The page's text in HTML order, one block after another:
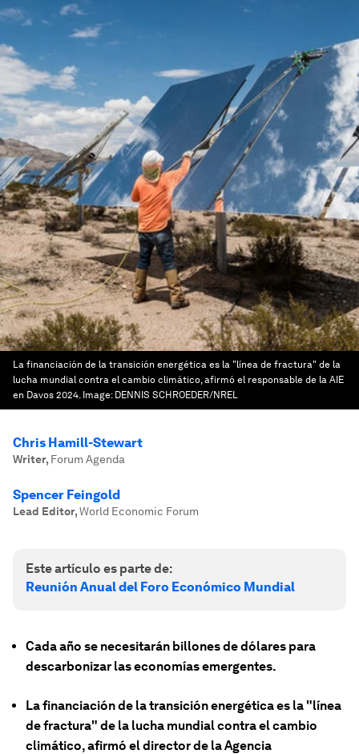
La financiación de la transición energética es la "línea de fractura" de la
lucha mundial contra el cambio climático, afirmó el responsable de la AIE
en Davos 2024. Image: DENNIS SCHROEDER/NREL
Chris Hamill-Stewart
Writer, Forum Agenda
Spencer Feingold
Lead Editor,World Economic Forum
Este artículo es parte de:
Reunión Anual del Foro Económico Mundial
Cada año se necesitarán billones de dólares para
descarbonizar las economías emergentes.
La financiación de la transición energética es la "línea
de fractura" de la lucha mundial contra el cambio
climático, afirmó el director de la Agencia